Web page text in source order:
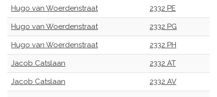
Hugo van Woerdenstraat 2332 PE
Hugo van Woerdenstraat 2332 PG
Hugo van Woerdenstraat 2332 PH
Jacob Catslaan 2332 AT
Jacob Catslaan 2332 AV